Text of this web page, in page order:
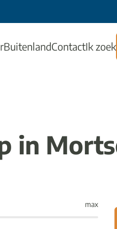
BuitenlandContactIk zoek
in
max